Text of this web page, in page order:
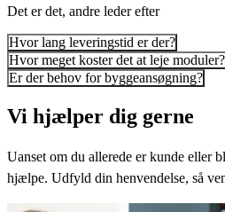
Det er det, andre leder efter
Hvor lang leveringstid er der?
Hvor meget koster det at leje moduler?
Er der behov for byggeansøgning?
Vi hjælper dig gerne
Uanset om du allerede er kunde eller
hjælpe. Udfyld din henvendelse, så